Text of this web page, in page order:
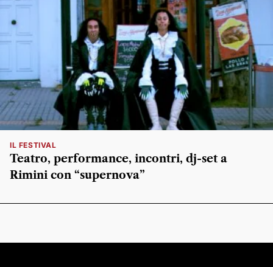
IL FESTIVAL
Teatro, performance, incontri, dj-set a
Rimini con “supernova”